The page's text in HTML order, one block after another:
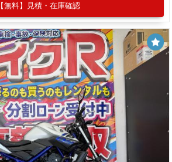
【無料】見積・在庫確認